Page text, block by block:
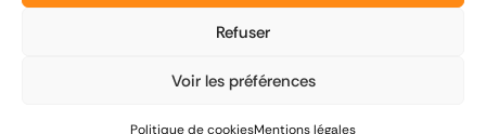
Refuser
Voir les préférences
Politique de cookiesMentions légales
Podcast France Site développé par